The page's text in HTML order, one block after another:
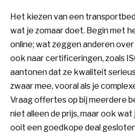
Het kiezen van een
wat je zomaar doet. Begin met
online; wat zeggen anderen
ook naar certificeringen, zoals
aantonen dat ze kwaliteit
zwaar mee, vooral als je
Vraag offertes op bij meerdere
niet alleen de prijs, maar ook
ooit een goedkope deal